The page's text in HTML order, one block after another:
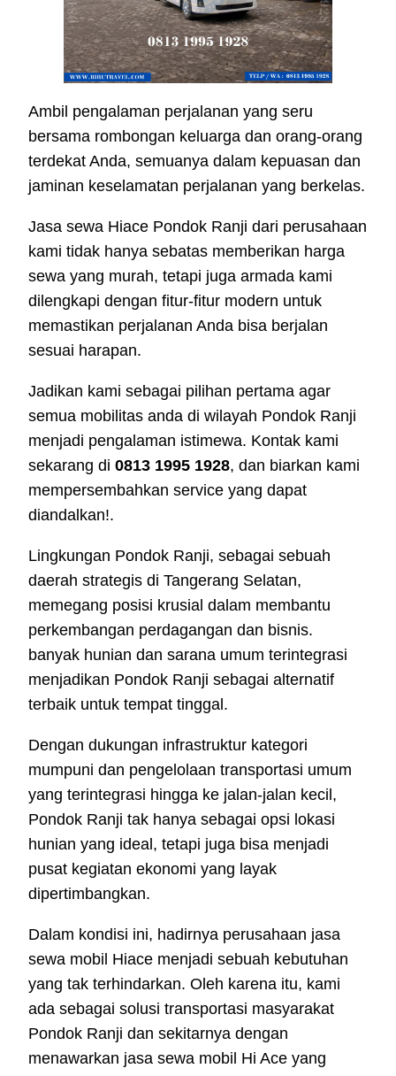
Ambil pengalaman perjalanan yang seru
bersama rombongan keluarga dan orang-orang
terdekat Anda, semuanya dalam kepuasan dan
jaminan keselamatan perjalanan yang berkelas.
Jasa sewa Hiace Pondok Ranji dari perusahaan
kami tidak hanya sebatas memberikan harga
sewa yang murah, tetapi juga armada kami
dilengkapi dengan fitur-fitur modern untuk
memastikan perjalanan Anda bisa berjalan
sesuai harapan.
Jadikan kami sebagai pilihan pertama agar
semua mobilitas anda di wilayah Pondok Ranji
menjadi pengalaman istimewa. Kontak kami
sekarang di 0813 1995 1928, dan biarkan kami
mempersembahkan service yang dapat
diandalkan!.
Lingkungan Pondok Ranji, sebagai sebuah
daerah strategis di Tangerang Selatan,
memegang posisi krusial dalam membantu
perkembangan perdagangan dan bisnis.
banyak hunian dan sarana umum terintegrasi
menjadikan Pondok Ranji sebagai alternatif
terbaik untuk tempat tinggal.
Dengan dukungan infrastruktur kategori
mumpuni dan pengelolaan transportasi umum
yang terintegrasi hingga ke jalan-jalan kecil,
Pondok Ranji tak hanya sebagai opsi lokasi
hunian yang ideal, tetapi juga bisa menjadi
pusat kegiatan ekonomi yang layak
dipertimbangkan.
Dalam kondisi ini, hadirnya perusahaan jasa
sewa mobil Hiace menjadi sebuah kebutuhan
yang tak terhindarkan. Oleh karena itu, kami
ada sebagai solusi transportasi masyarakat
Pondok Ranji dan sekitarnya dengan
menawarkan jasa sewa mobil Hi Ace yang